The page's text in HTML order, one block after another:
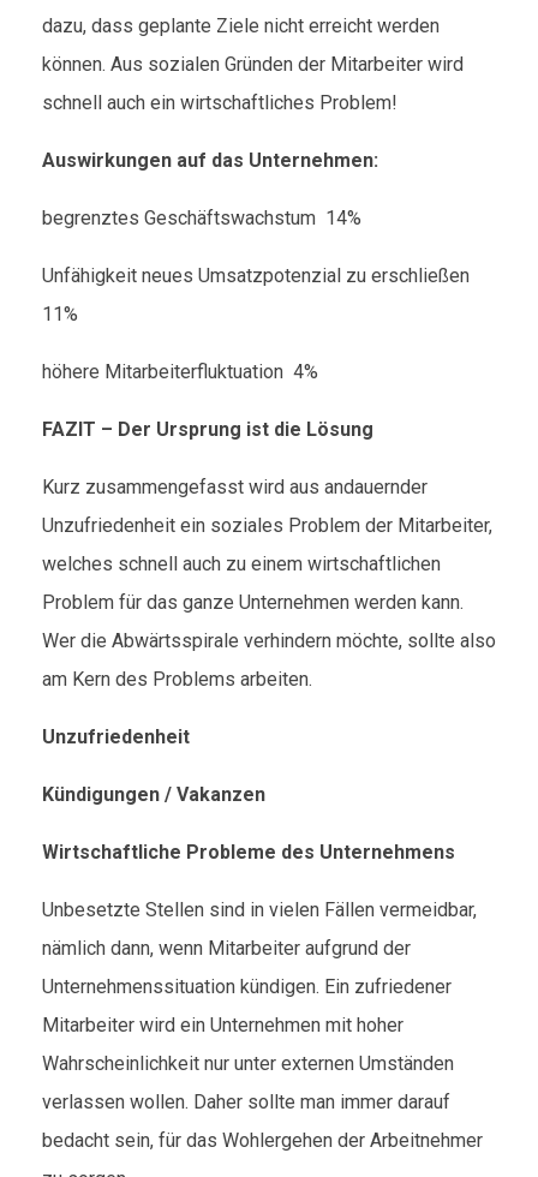
dazu, dass geplante Ziele nicht erreicht werden
können. Aus sozialen Gründen der Mitarbeiter wird
schnell auch ein wirtschaftliches Problem!
Auswirkungen auf das Unternehmen:
begrenztes Geschäftswachstum 14%
Unfähigkeit neues Umsatzpotenzial zu erschließen
11%
höhere Mitarbeiterfluktuation 4%
FAZIT – Der Ursprung ist die Lösung
Kurz zusammengefasst wird aus andauernder
Unzufriedenheit ein soziales Problem der Mitarbeiter,
welches schnell auch zu einem wirtschaftlichen
Problem für das ganze Unternehmen werden kann.
Wer die Abwärtsspirale verhindern möchte, sollte also
am Kern des Problems arbeiten.
Unzufriedenheit
Kündigungen / Vakanzen
Wirtschaftliche Probleme des Unternehmens
Unbesetzte Stellen sind in vielen Fällen vermeidbar,
nämlich dann, wenn Mitarbeiter aufgrund der
Unternehmenssituation kündigen. Ein zufriedener
Mitarbeiter wird ein Unternehmen mit hoher
Wahrscheinlichkeit nur unter externen Umständen
verlassen wollen. Daher sollte man immer darauf
bedacht sein, für das Wohlergehen der Arbeitnehmer